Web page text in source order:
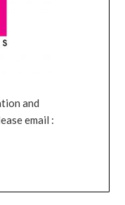
and
email :